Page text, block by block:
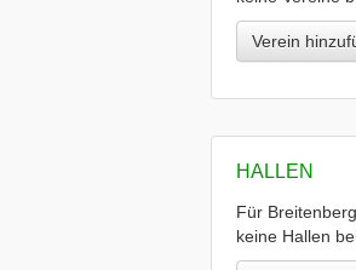
Verein
HALLEN
Für
keine Hallen